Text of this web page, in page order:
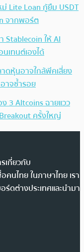
Lite Loan กู้ยืม USDT
จากพอร์ต
Stablecoin ให้ AI
เทนต์เองได้
ดหุ้นอาจใกล้พีคเสี่ยง
าจซ้ำรอย
3 Altcoins ฉายแวว
ครั้งใหญ่
เกี่ยวกับ
คนไทย ในภาษาไทย เรา
ดต่างประเทศและนำมา